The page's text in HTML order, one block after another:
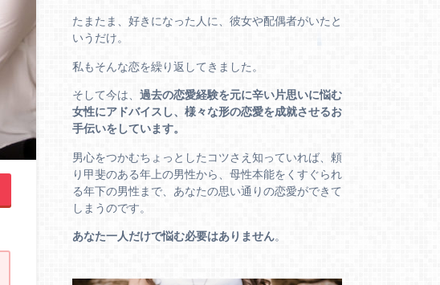
たまたま、好きになった人に、彼女や配偶者がいたと
いうだけ。
私もそんな恋を繰り返してきました。
そして今は、 過去の恋愛経験を元に辛い片思いに悩む
女性にアドバイスし、様々な形の恋愛を成就させるお
手伝いをしています。
男心をつかむちょっとしたコツさえ知っていれば、頼
り甲斐のある年上の男性から、母性本能をくすぐられ
る年下の男性まで、あなたの思い通りの恋愛ができて
しまうのです。
あなた一人だけで悩む必要はありません。